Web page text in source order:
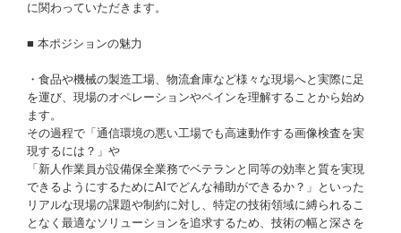
に関わっていただきます。
■ 本ポジションの魅力
・食品や機械の製造工場、物流倉庫など様々な現場へと実際に足
を運び、現場のオペレーションやペインを理解することから始め
ます。
その過程で「通信環境の悪い工場でも高速動作する画像検査を実
現するには？」や
「新人作業員が設備保全業務でベテランと同等の効率と質を実現
できるようにするためにAIでどんな補助ができるか？」といった
リアルな現場の課題や制約に対し、特定の技術領域に縛られるこ
となく最適なソリューションを追求するため、技術の幅と深さを